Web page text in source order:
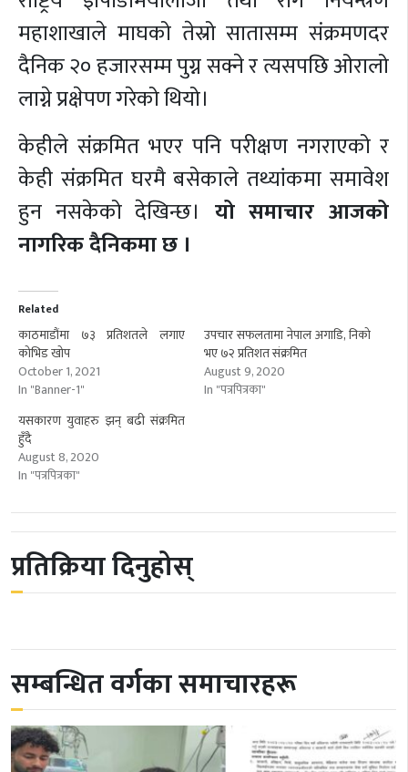
महाशाखाले माघको तेस्रो सातासम्म संक्रमणदर
दैनिक २० हजारसम्म पुग्न सक्ने र त्यसपछि ओरालो
लाग्ने प्रक्षेपण गरेको थियो।
केहीले संक्रमित भएर पनि परीक्षण नगराएको र
केही संक्रमित घरमै बसेकाले तथ्यांकमा समावेश
हुन नसकेको देखिन्छ। यो समाचार आजको
नागरिक दैनिकमा छ ।
Related
काठमाडौंमा ७३ प्रतिशतले लगाए
कोभिड खोप
October 1, 2021
In "Banner-1"
उपचार सफलतामा नेपाल अगाडि, निको
भए ७२ प्रतिशत संक्रमित
August 9, 2020
In "पत्रपित्रका"
यसकारण युवाहरु झन् बढी संक्रमित
हुँदै
August 8, 2020
In "पत्रपित्रका"
प्रतिक्रिया दिनुहोस्
सम्बन्धित वर्गका समाचारहरू